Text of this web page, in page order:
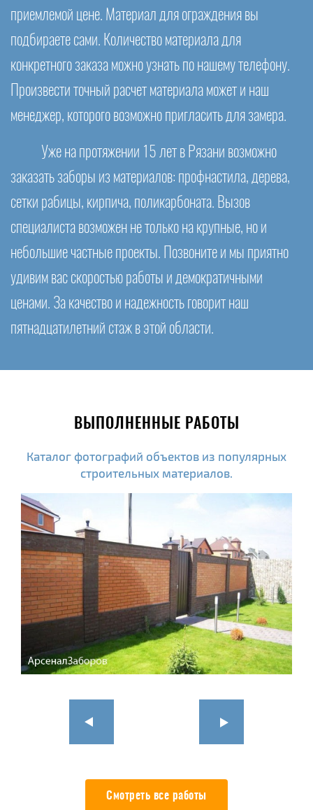
приемлемой цене. Материал для ограждения вы
подбираете сами. Количество материала для
конкретного заказа можно узнать по нашему телефону.
Произвести точный расчет материала может и наш
менеджер, которого возможно пригласить для замера.
Уже на протяжении 15 лет в Рязани возможно
заказать заборы из материалов: профнастила, дерева,
сетки рабицы, кирпича, поликарбоната. Вызов
специалиста возможен не только на крупные, но и
небольшие частные проекты. Позвоните и мы приятно
удивим вас скоростью работы и демократичными
ценами. За качество и надежность говорит наш
пятнадцатилетний стаж в этой области.
ВЫПОЛНЕННЫЕ РАБОТЫ
Каталог фотографий объектов из популярных
строительных материалов.
Смотреть все работы